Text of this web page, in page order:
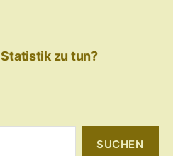
zu tun?